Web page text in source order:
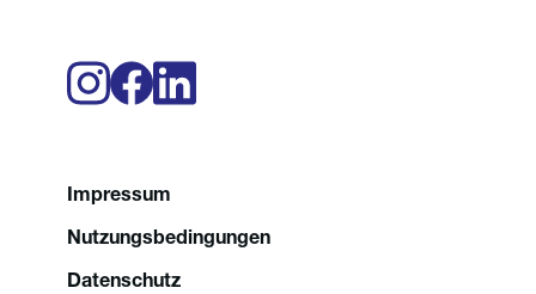
Impressum
Nutzungsbedingungen
Datenschutz